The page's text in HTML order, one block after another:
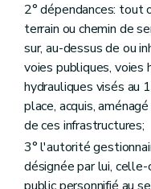
2° dépendances: tout
terrain ou chemin de
sur, au-dessus de ou
voies publiques, voies
hydrauliques visés au
place, acquis,
de ces infrastructures;
3° l'autorité
désignée par lui,